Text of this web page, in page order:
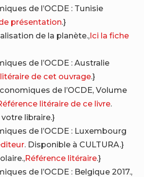
de l’OCDE : Tunisie
présentation.}
de la planète.,Ici la fiche
de l’OCDE : Australie
de cet ouvrage.}
de l’OCDE, Volume
litéraire de ce livre.
libraire.}
de l’OCDE : Luxembourg
. Disponible à CULTURA.}
Référence litéraire.}
de l’OCDE : Belgique 2017.,